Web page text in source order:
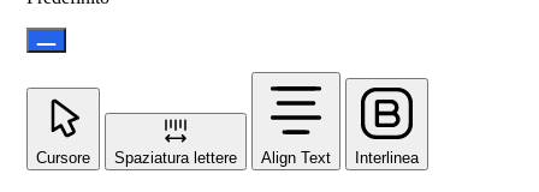
Cursore Spaziatura lettere Align Text Interlinea